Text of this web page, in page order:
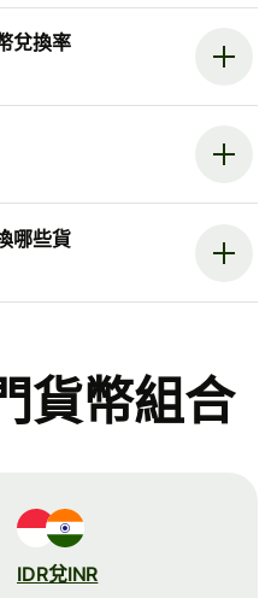
兌換率
哪些貨
貨幣組合
IDR兌INR